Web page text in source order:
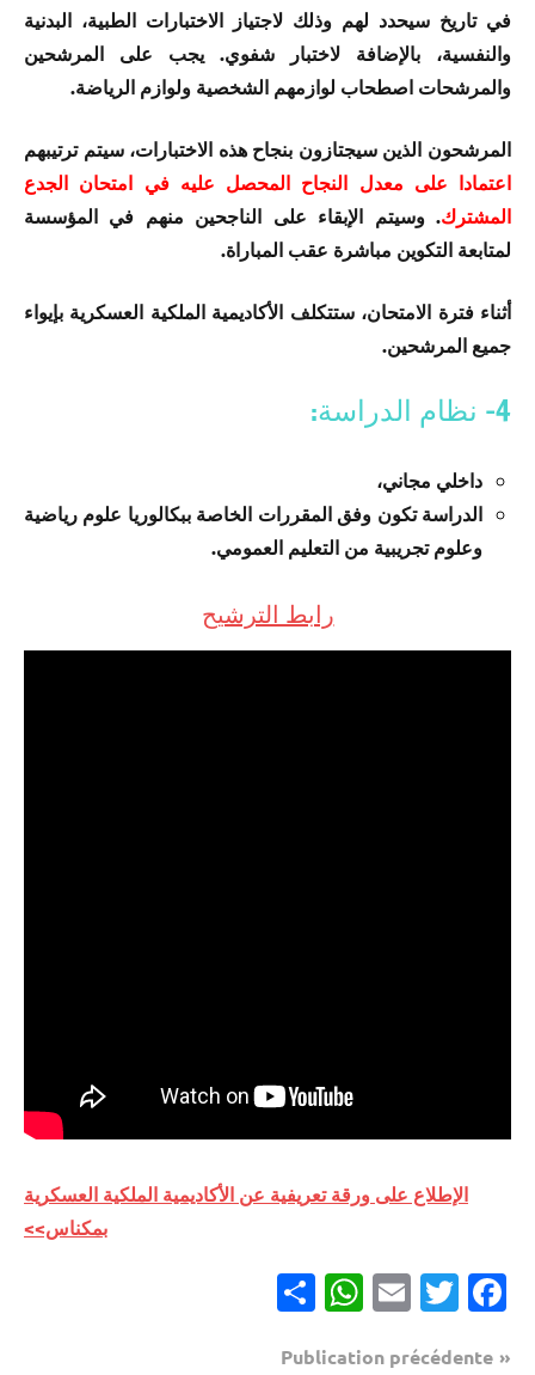
في تاريخ سيحدد لهم وذلك لاجتياز الاختبارات الطبية، البدنية
والنفسية، بالإضافة لاختبار شفوي. يجب على المرشحين
والمرشحات اصطحاب لوازمهم الشخصية ولوازم الرياضة.
المرشحون الذين سيجتازون بنجاح هذه الاختبارات، سيتم ترتيبهم
اعتمادا على معدل النجاح المحصل عليه في امتحان الجدع
المشترك. وسيتم الإبقاء على الناجحين منهم في المؤسسة
لمتابعة التكوين مباشرة عقب المباراة.
أثناء فترة الامتحان، ستتكلف الأكاديمية الملكية العسكرية بإيواء
جميع المرشحين.
4- نظام الدراسة:
داخلي مجاني،
الدراسة تكون وفق المقررات الخاصة ببكالوريا علوم رياضية
وعلوم تجريبية من التعليم العمومي.
رابط الترشيح
الإطلاع على ورقة تعريفية عن الأكاديمية الملكية العسكرية
بمكناس>>
Facebook
Twitter
Email
WhatsApp
Navigation
Publication précédente